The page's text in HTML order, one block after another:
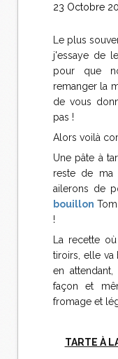
23 Octobre
Le plus
j'essaye de
pour que
remanger la
de vous
pas !
Alors voilà
Une pâte à
reste de ma
ailerons de
bouillon
!
La recette
tiroirs, elle va
en
façon et
fromage et
TARTE À